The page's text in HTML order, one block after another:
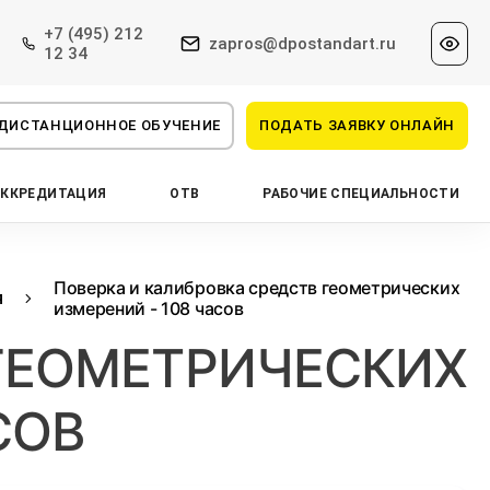
+7 (495) 212
12 34
zapros@dpostandart.ru
ОБУЧЕНИЕ ПОДАТЬ ЗАЯВКУ ОНЛАЙН
ОТВ РАБОЧИЕ СПЕЦИАЛЬНОСТИ
Поверка и калибровка средств геометрических
измерений - 108 часов